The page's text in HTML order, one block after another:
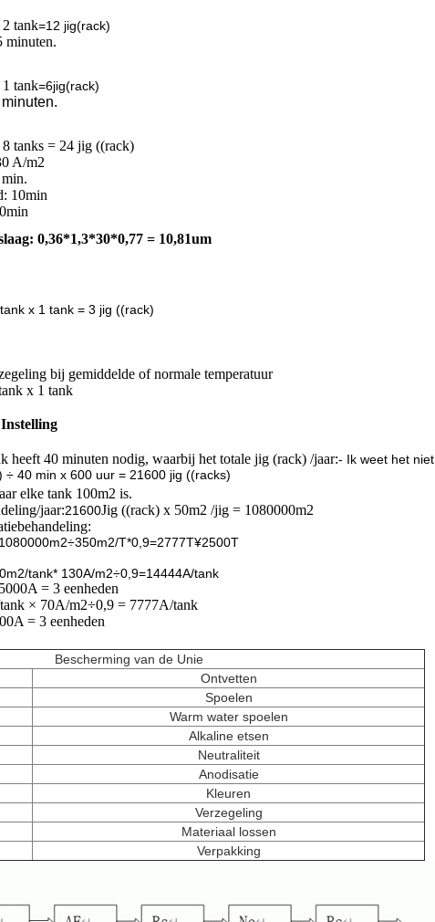
tank=12 jig(rack)
minuten.
tank=6jig(rack)
tanks = 24 jig ((rack)
A/m2
10min
0,36*1,3*30*0,77 = 10,81um
x 1 tank = 3 jig ((rack)
bij gemiddelde of normale temperatuur
x 1 tank
heeft 40 minuten nodig, waarbij het totale jig (rack) /jaar:- Ik weet het niet.
40 min x 600 uur = 21600 jig ((racks)
elke tank 100m2 is.
jaar:21600Jig ((rack) x 50m2 /jig = 1080000m2
T*0,9=2777T¥2500T
tank* 130A/m2÷0,9=14444A/tank
= 3 eenheden
× 70A/m2÷0,9 = 7777A/tank
= 3 eenheden
Bescherming van de Unie
Ontvetten
Spoelen
Warm water spoelen
Alkaline etsen
Neutraliteit
Anodisatie
Kleuren
Verzegeling
Materiaal lossen
Verpakking